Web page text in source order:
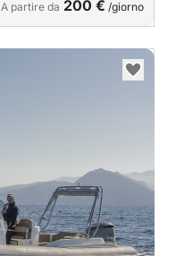
A partire da 200 € /giorno